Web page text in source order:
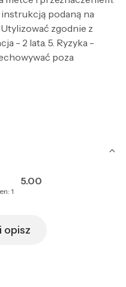
instrukcją podaną na
zgodnie z
- 2 lata. 5. Ryzyka -
poza
5.00
1
opisz